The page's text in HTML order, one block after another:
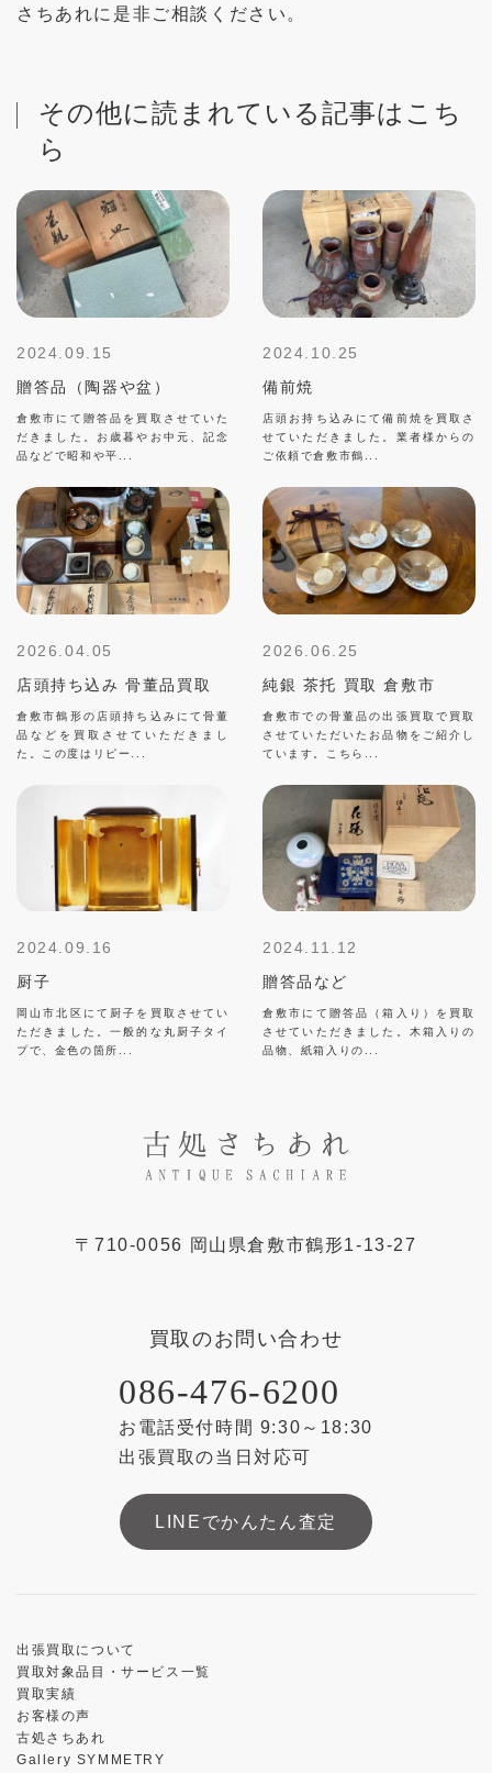
さちあれに是非ご相談ください。
その他に読まれている記事はこち
ら
2024.09.15
贈答品（陶器や盆）
倉敷市にて贈答品を買取させていた
だきました。お歳暮やお中元、記念
品などで昭和や平...
2024.10.25
備前焼
店頭お持ち込みにて備前焼を買取さ
せていただきました。業者様からの
ご依頼で倉敷市鶴...
2026.04.05
店頭持ち込み 骨董品買取
倉敷市鶴形の店頭持ち込みにて骨董
品などを買取させていただきまし
た。この度はリピー...
2026.06.25
純銀 茶托 買取 倉敷市
倉敷市での骨董品の出張買取で買取
させていただいたお品物をご紹介し
ています。こちら...
2024.09.16
厨子
岡山市北区にて厨子を買取させてい
ただきました。一般的な丸厨子タイ
プで、金色の箇所...
2024.11.12
贈答品など
倉敷市にて贈答品（箱入り）を買取
させていただきました。木箱入りの
品物、紙箱入りの...
〒710-0056 岡山県倉敷市鶴形1-13-27
買取のお問い合わせ
086-476-6200
お電話受付時間 9:30～18:30
出張買取の当日対応可
LINEでかんたん査定
出張買取について
買取対象品目・サービス一覧
買取実績
お客様の声
古処さちあれ
Gallery SYMMETRY